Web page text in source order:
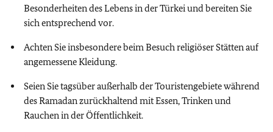
Besonderheiten des Lebens in der Türkei und bereiten Sie
sich entsprechend vor.
Achten Sie insbesondere beim Besuch religiöser Stätten auf
angemessene Kleidung.
Seien Sie tagsüber außerhalb der Touristengebiete während
des Ramadan zurückhaltend mit Essen, Trinken und
Rauchen in der Öffentlichkeit.